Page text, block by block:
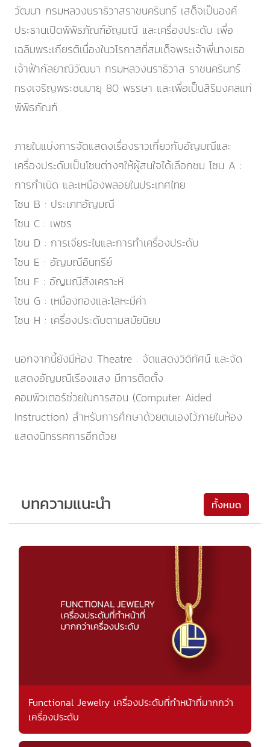
วัฒนา กรมหลวงนราธิวาสราชนครินทร์ เสด็จเป็นองค์
ประธานเปิดพิพิธภัณฑ์อัญมณี และเครื่องประดับ เพื่อ
เฉลิมพระเกียรติเนื่องในวโรกาสที่สมเด็จพระเจ้าพี่นางเธอ
เจ้าฟ้ากัลยาณิวัฒนา กรมหลวงนราธิวาส ราชนครินทร์
ทรงเจริญพระชนมายุ 80 พรรษา และเพื่อเป็นสิริมงคลแก่
พิพิธภัณฑ์
ภายในแบ่งการจัดแสดงเรื่องราวเกี่ยวกับอัญมณีและ
เครื่องประดับเป็นโซนต่างๆให้ผู้สนใจได้เลือกชม โซน A :
การกำเนิด และเหมืองพลอยในประเทศไทย
โซน B : ประเภทอัญมณี
โซน C : เพชร
โซน D : การเจียระไนและการทำเครื่องประดับ
โซน E : อัญมณีอินทรีย์
โซน F : อัญมณีสังเคราะห์
โซน G : เหมืองทองและโลหะมีค่า
โซน H : เครื่องประดับตามสมัยนิยม
นอกจากนี้ยังมีห้อง Theatre : จัดแสดงวิดิทัศน์ และจัด
แสดงอัญมณีเรืองแสง มีการติดตั้ง
คอมพิวเตอร์ช่วยในการสอน (Computer Aided
Instruction) สำหรับการศึกษาด้วยตนเองไว้ภายในห้อง
แสดงนิทรรศการอีกด้วย
บทความแนะนำ ทั้งหมด
Functional Jewelry เครื่องประดับที่ทำหน้าที่มากกว่า
เครื่องประดับ